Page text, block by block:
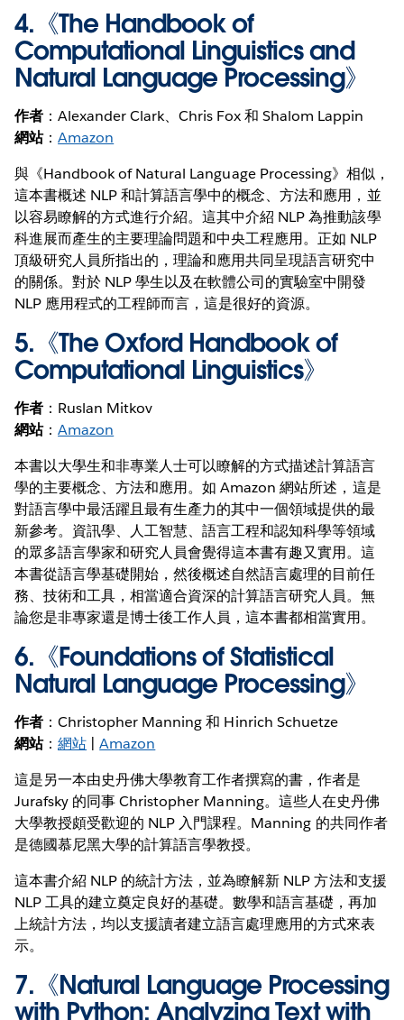
4.《The Handbook of
Computational Linguistics and
Natural Language Processing》
作者 ：Alexander Clark、Chris Fox 和 Shalom Lappin
網站：Amazon
與《Handbook of Natural Language Processing》相似，
這本書概述 NLP 和計算語言學中的概念、方法和應用，並
以容易瞭解的方式進行介紹。這其中介紹 NLP 為推動該學
科進展而產生的主要理論問題和中央工程應用。正如 NLP
頂級研究人員所指出的，理論和應用共同呈現語言研究中
的關係。對於 NLP 學生以及在軟體公司的實驗室中開發
NLP 應用程式的工程師而言，這是很好的資源。
5.《The Oxford Handbook of
Computational Linguistics》
作者 ：Ruslan Mitkov
網站：Amazon
本書以大學生和非專業人士可以瞭解的方式描述計算語言
學的主要概念、方法和應用。如 Amazon 網站所述，這是
對語言學中最活躍且最有生產力的其中一個領域提供的最
新參考。資訊學、人工智慧、語言工程和認知科學等領域
的眾多語言學家和研究人員會覺得這本書有趣又實用。這
本書從語言學基礎開始，然後概述自然語言處理的目前任
務、技術和工具，相當適合資深的計算語言研究人員。無
論您是非專家還是博士後工作人員，這本書都相當實用。
6.《Foundations of Statistical
Natural Language Processing》
作者 ：Christopher Manning 和 Hinrich Schuetze
網站：網站 |Amazon
這是另一本由史丹佛大學教育工作者撰寫的書，作者是
Jurafsky 的同事 Christopher Manning。這些人在史丹佛
大學教授頗受歡迎的 NLP 入門課程。Manning 的共同作者
是德國慕尼黑大學的計算語言學教授。
這本書介紹 NLP 的統計方法，並為瞭解新 NLP 方法和支援
NLP 工具的建立奠定良好的基礎。數學和語言基礎，再加
上統計方法，均以支援讀者建立語言處理應用的方式來表
示。
7.《Natural Language Processing
with Python: Analyzing Text with